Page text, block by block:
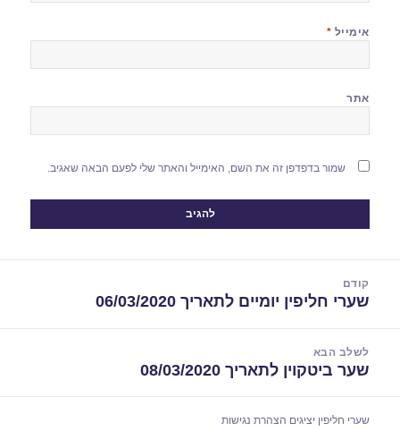
אימייל *
אתר
שמור בדפדפן זה את השם, האימייל והאתר שלי לפעם הבאה שאגיב.
קודם
הפוסט
שערי חליפין יומיים לתאריך 06/03/2020
לשלב הבא
הפוסט
שער ביטקוין לתאריך 08/03/2020
שערי חליפין יציגים הצהרת נגישות